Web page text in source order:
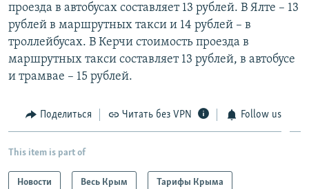
проезда в автобусах составляет 13 рублей. В Ялте – 13
рублей в маршрутных такси и 14 рублей – в
троллейбусах. В Керчи стоимость проезда в
маршрутных такси составляет 13 рублей, в автобусе
и трамвае – 15 рублей.
Поделиться Читать без VPN Follow us
This item is part of
Новости Весь Крым Тарифы Крыма